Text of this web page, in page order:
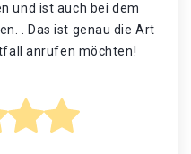
und ist auch bei dem
. Das ist genau die Art
anrufen möchten!